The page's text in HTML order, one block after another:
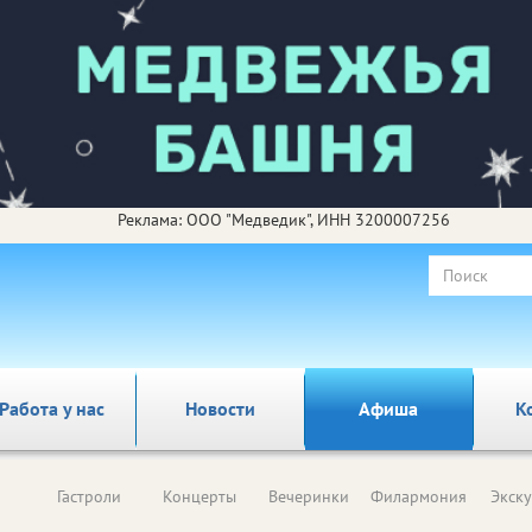
Реклама: ООО "Медведик", ИНН 3200007256
у нас Новости Афиша
Гастроли Концерты Вечеринки Филармония